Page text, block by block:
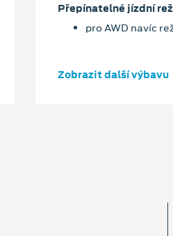
Přepínatelné jízdní
pro AWD navíc
Zobrazit další výbavu